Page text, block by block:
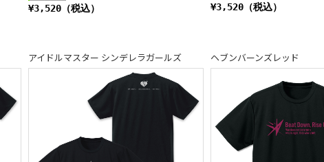
¥3,520（税込） ¥3,520（税込）
アイドルマスター シンデレラガールズ ヘブンバーンズレッド